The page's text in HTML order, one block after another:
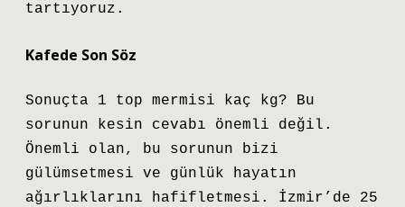
tartıyoruz.
Kafede Son Söz
Sonuçta 1 top mermisi kaç kg? Bu
sorunun kesin cevabı önemli değil.
Önemli olan, bu sorunun bizi
gülümsetmesi ve günlük hayatın
ağırlıklarını hafifletmesi. İzmir’de 25